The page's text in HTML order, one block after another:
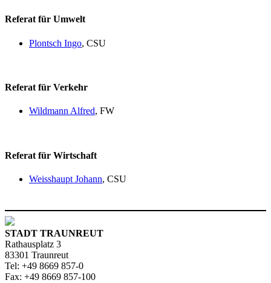
Referat für Umwelt
Plontsch Ingo, CSU
Referat für Verkehr
Wildmann Alfred, FW
Referat für Wirtschaft
Weisshaupt Johann, CSU
STADT TRAUNREUT
Rathausplatz 3
83301 Traunreut
Tel: +49 8669 857-0
Fax: +49 8669 857-100